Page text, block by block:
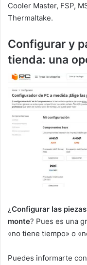
Cooler Master, FSP,
Thermaltake.
Configurar y
tienda: una
¿Configurar las
monte? Pues es una
«no tiene tiempo» o
Puedes informarte